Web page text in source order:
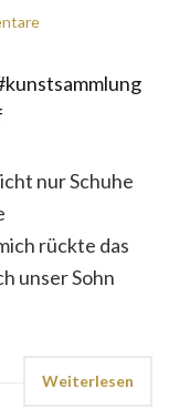
nur Schuhe
rückte das
unser Sohn
Weiterlesen